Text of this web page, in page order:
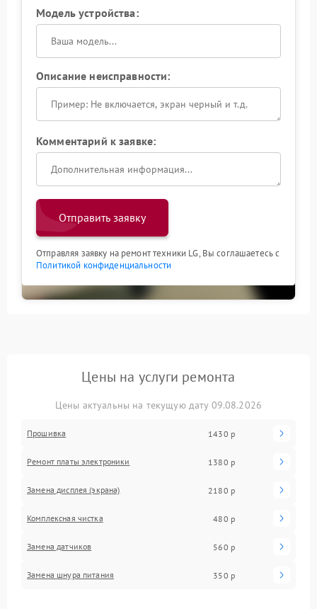
Модель устройства:
Описание неисправности:
Комментарий к заявке:
Отправить заявку
Отправляя заявку на ремонт техники LG, Вы соглашаетесь с
Политикой конфиденциальности
Цены на услуги ремонта
Цены актуальны на текущую дату 09.08.2026
Прошивка 1430 р
Ремонт платы электроники 1380 р
Замена дисплея (экрана) 2180 р
Комплексная чистка 480 р
Замена датчиков 560 р
Замена шнура питания 350 р